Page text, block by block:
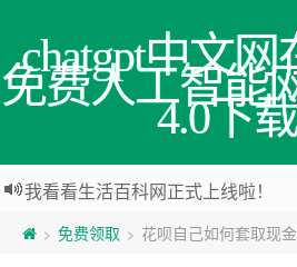
chatgpt中文
免费人工智能
4.0下
我看看生活百科网正式上线啦！
> 免费领取 > 花呗自己如何套取现